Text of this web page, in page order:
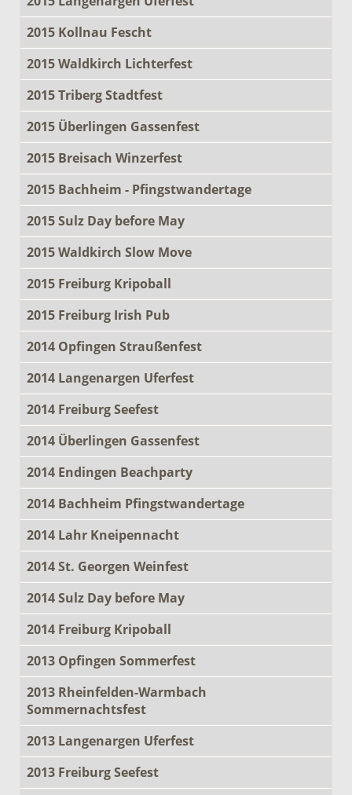
2015 Kollnau Fescht
2015 Waldkirch Lichterfest
2015 Triberg Stadtfest
2015 Überlingen Gassenfest
2015 Breisach Winzerfest
2015 Bachheim - Pfingstwandertage
2015 Sulz Day before May
2015 Waldkirch Slow Move
2015 Freiburg Kripoball
2015 Freiburg Irish Pub
2014 Opfingen Straußenfest
2014 Langenargen Uferfest
2014 Freiburg Seefest
2014 Überlingen Gassenfest
2014 Endingen Beachparty
2014 Bachheim Pfingstwandertage
2014 Lahr Kneipennacht
2014 St. Georgen Weinfest
2014 Sulz Day before May
2014 Freiburg Kripoball
2013 Opfingen Sommerfest
2013 Rheinfelden-Warmbach
Sommernachtsfest
2013 Langenargen Uferfest
2013 Freiburg Seefest